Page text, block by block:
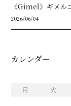
《Gimel》ギメ
2026/06/04
カレンダー
月
火